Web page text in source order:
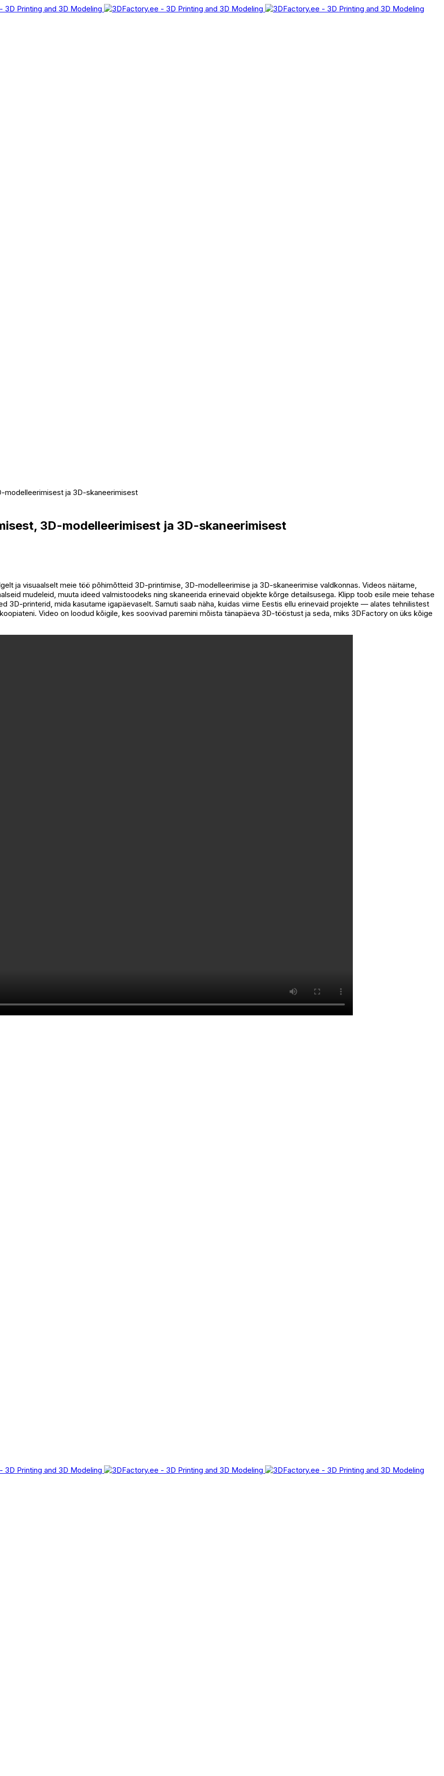
modelleerimisest ja 3D-skaneerimisest
3D-modelleerimisest ja 3D-skaneerimisest
ja visuaalselt meie töö põhimõtteid 3D-printimise, 3D-modelleerimise ja 3D-skaneerimise valdkonnas. Videos näitame,
mudeleid, muuta ideed valmistoodeks ning skaneerida erinevaid objekte kõrge detailsusega. Klipp toob esile meie tehase
3D-printerid, mida kasutame igapäevaselt. Samuti saab näha, kuidas viime Eestis ellu erinevaid projekte — alates tehnilistest
Video on loodud kõigile, kes soovivad paremini mõista tänapäeva 3D-tööstust ja seda, miks 3DFactory on üks kõige